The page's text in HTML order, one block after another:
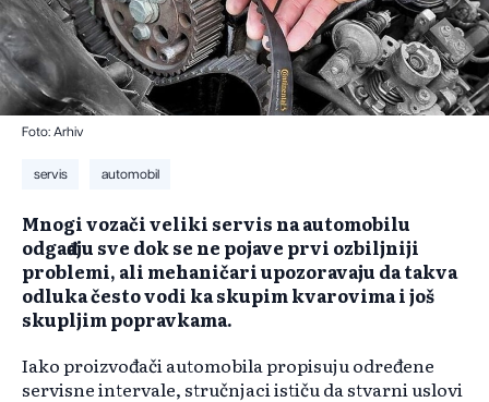
Foto: Arhiv
servis automobil
Mnogi vozači veliki servis na automobilu
odgađaju sve dok se ne pojave prvi ozbiljniji
problemi, ali mehaničari upozoravaju da takva
odluka često vodi ka skupim kvarovima i još
skupljim popravkama.
Iako proizvođači automobila propisuju određene
servisne intervale, stručnjaci ističu da stvarni uslovi